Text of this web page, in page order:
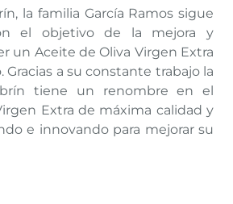
la familia García Ramos sigue
el objetivo de la mejora y
un Aceite de Oliva Virgen Extra
a su constante trabajo la
tiene un renombre en el
Extra de máxima calidad y
e innovando para mejorar su